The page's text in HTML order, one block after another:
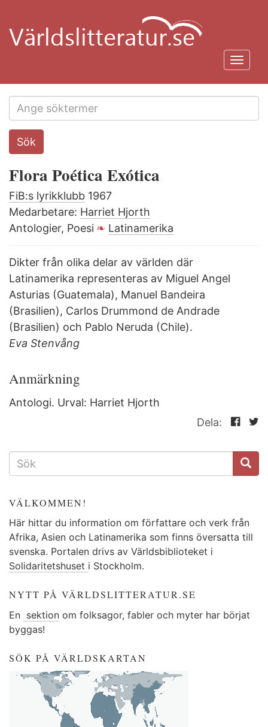
huvudinnehåll
Search
this
Sök
Flora Poética Exótica
FiB:s lyrikklubb 1967
Medarbetare: Harriet Hjorth
Antologier, Poesi
Latinamerika
Dikter från olika delar av världen där
Latinamerika representeras av Miguel Angel
Asturias (Guatemala), Manuel Bandeira
(Brasilien), Carlos Drummond de Andrade
(Brasilien) och Pablo Neruda (Chile).
Eva Stenvång
Anmärkning
Antologi. Urval: Harriet Hjorth
Dela:
SÖKFORMULÄR
VÄLKOMMEN!
Här hittar du information om författare och verk från
Afrika, Asien och Latinamerika som finns översatta till
svenska. Portalen drivs av Världsbiblioteket i
Solidaritetshuset i Stockholm.
NYTT PÅ VÄRLDSLITTERATUR.SE
En sektion om folksagor, fabler och myter har börjat
byggas!
SÖK PÅ VÄRLDSKARTAN